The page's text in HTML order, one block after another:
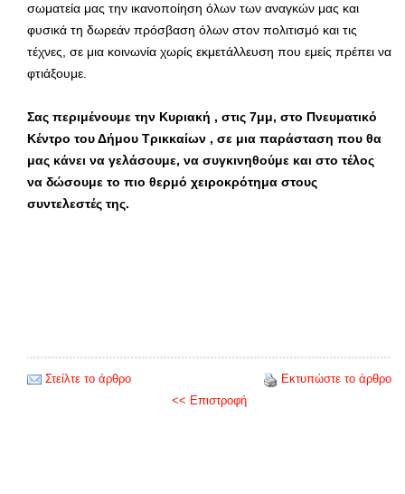
σωματεία μας την ικανοποίηση όλων των αναγκών μας και
φυσικά τη δωρεάν πρόσβαση όλων στον πολιτισμό και τις
τέχνες, σε μια κοινωνία χωρίς εκμετάλλευση που εμείς πρέπει να
φτιάξουμε.
Σας περιμένουμε την Κυριακή , στις 7μμ, στο Πνευματικό
Κέντρο του Δήμου Τρικκαίων , σε μια παράσταση που θα
μας κάνει να γελάσουμε, να συγκινηθούμε και στο τέλος
να δώσουμε το πιο θερμό χειροκρότημα στους
συντελεστές της.
Στείλτε το άρθρο
Εκτυπώστε το άρθρο
<< Επιστροφή